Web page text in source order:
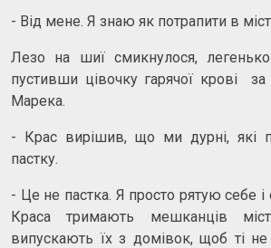
- Від мене. Я знаю як потрапити в
Лезо на шиї смикнулося,
пустивши цівочку гарячої крові за
Марека.
- Крас вирішив, що ми дурні, які
пастку.
- Це не пастка. Я просто рятую себе
Краса тримають мешканців
випускають їх з домівок, щоб ті